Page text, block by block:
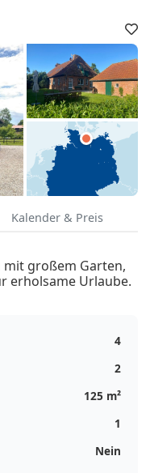
Kalender & Preis
mit großem Garten,
erholsame Urlaube.
4
2
125 m²
1
Nein